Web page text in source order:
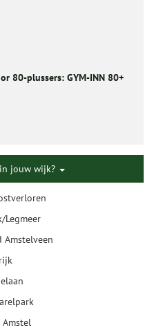
80-plussers: GYM-INN 80+
jouw wijk?
Legmeer
Amstelveen
Amstel